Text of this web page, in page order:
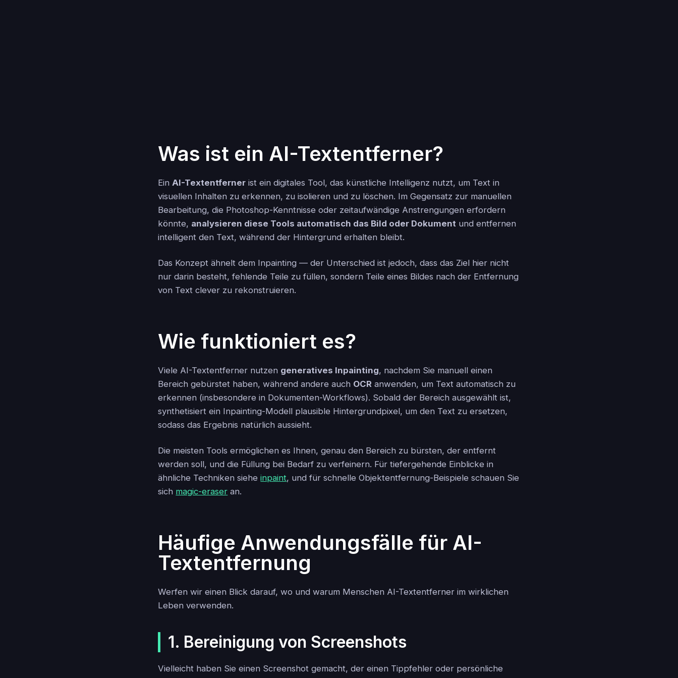
Was ist ein AI-Textentferner?
EinAI-Textentferner ist ein digitales Tool, das künstliche Intelligenz nutzt, um Text in
visuellen Inhalten zu erkennen, zu isolieren und zu löschen. Im Gegensatz zur manuellen
Bearbeitung, die Photoshop-Kenntnisse oder zeitaufwändige Anstrengungen erfordern
könnte, analysieren diese Tools automatisch das Bild oder Dokument und entfernen
intelligent den Text, während der Hintergrund erhalten bleibt.
Das Konzept ähnelt dem Inpainting — der Unterschied ist jedoch, dass das Ziel hier nicht
nur darin besteht, fehlende Teile zu füllen, sondern Teile eines Bildes nach der Entfernung
von Text clever zu rekonstruieren.
Wie funktioniert es?
Viele AI-Textentferner nutzen generatives Inpainting, nachdem Sie manuell einen
Bereich gebürstet haben, während andere auch OCR anwenden, um Text automatisch zu
erkennen (insbesondere in Dokumenten-Workflows). Sobald der Bereich ausgewählt ist,
synthetisiert ein Inpainting-Modell plausible Hintergrundpixel, um den Text zu ersetzen,
sodass das Ergebnis natürlich aussieht.
Die meisten Tools ermöglichen es Ihnen, genau den Bereich zu bürsten, der entfernt
werden soll, und die Füllung bei Bedarf zu verfeinern. Für tiefergehende Einblicke in
ähnliche Techniken sieheinpaint, und für schnelle Objektentfernung-Beispiele schauen Sie
sich magic-eraser an.
Häufige Anwendungsfälle für AI-
Textentfernung
Werfen wir einen Blick darauf, wo und warum Menschen AI-Textentferner im wirklichen
Leben verwenden.
1. Bereinigung von Screenshots
Vielleicht haben Sie einen Screenshot gemacht, der einen Tippfehler oder persönliche